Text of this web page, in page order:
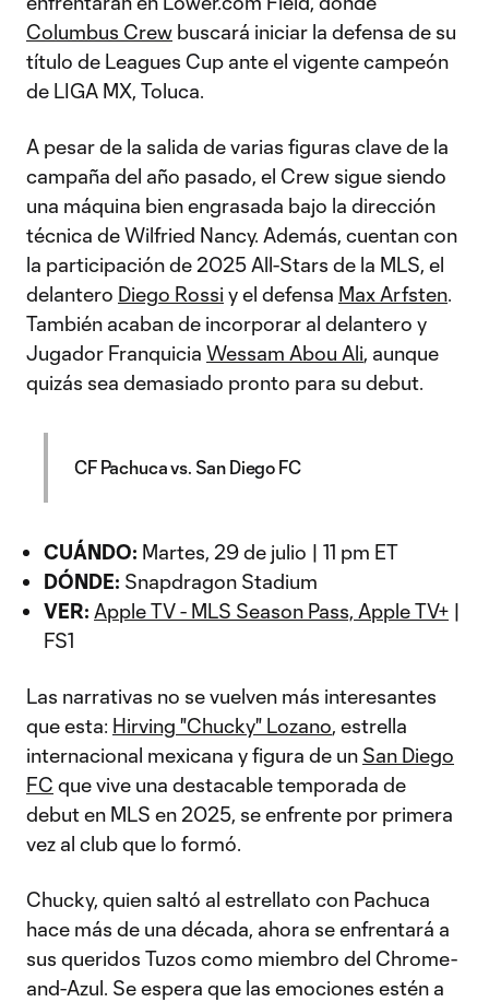
Columbus Crew buscará iniciar la defensa de su
título de Leagues Cup ante el vigente campeón
de LIGA MX, Toluca.
A pesar de la salida de varias figuras clave de la
campaña del año pasado, el Crew sigue siendo
una máquina bien engrasada bajo la dirección
técnica de Wilfried Nancy. Además, cuentan con
la participación de 2025 All-Stars de la MLS, el
delantero Diego Rossi y el defensa Max Arfsten.
También acaban de incorporar al delantero y
Jugador Franquicia Wessam Abou Ali, aunque
quizás sea demasiado pronto para su debut.
CF Pachuca vs. San Diego FC
CUÁNDO: Martes, 29 de julio | 11 pm ET
DÓNDE: Snapdragon Stadium
VER: Apple TV - MLS Season Pass, Apple TV+ |
FS1
Las narrativas no se vuelven más interesantes
que esta: Hirving "Chucky" Lozano, estrella
internacional mexicana y figura de un San Diego
FC que vive una destacable temporada de
debut en MLS en 2025, se enfrente por primera
vez al club que lo formó.
Chucky, quien saltó al estrellato con Pachuca
hace más de una década, ahora se enfrentará a
sus queridos Tuzos como miembro del Chrome-
and-Azul. Se espera que las emociones estén a